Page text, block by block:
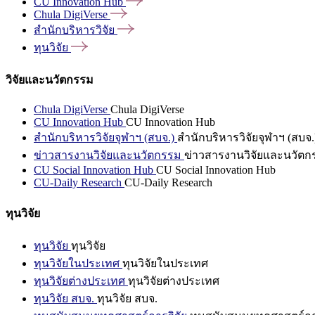
Chula DigiVerse
สำนักบริหารวิจัย
ทุนวิจัย
วิจัยและนวัตกรรม
Chula DigiVerse Chula DigiVerse
CU Innovation Hub CU Innovation Hub
สำนักบริหารวิจัยจุฬาฯ (สบจ.) สำนักบริหารวิจัยจุฬาฯ (สบจ
ข่าวสารงานวิจัยและนวัตกรรม ข่าวสารงานวิจัยและนวัตก
CU Social Innovation Hub CU Social Innovation Hub
CU-Daily Research CU-Daily Research
ทุนวิจัย
ทุนวิจัย ทุนวิจัย
ทุนวิจัยในประเทศ ทุนวิจัยในประเทศ
ทุนวิจัยต่างประเทศ ทุนวิจัยต่างประเทศ
ทุนวิจัย สบจ. ทุนวิจัย สบจ.